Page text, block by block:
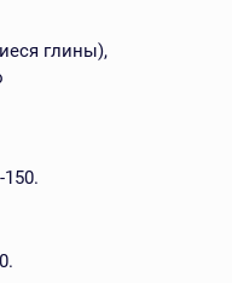
глины),